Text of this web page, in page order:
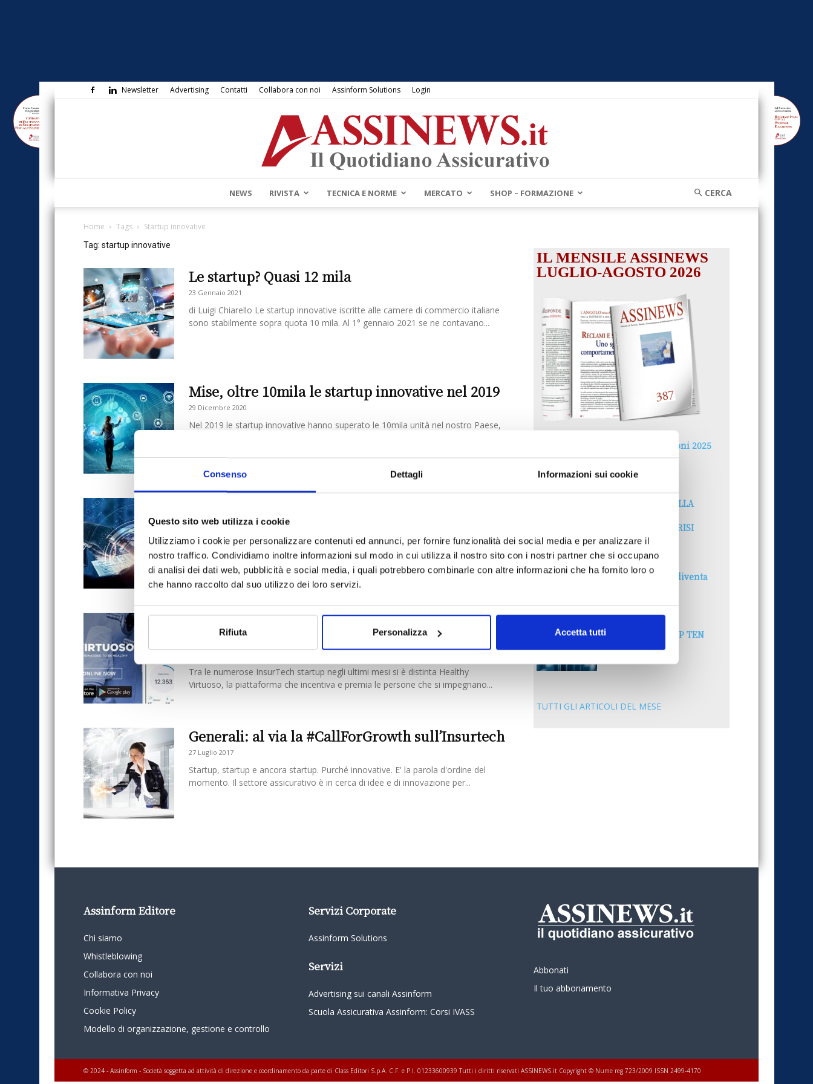
Consenso Dettagli Informazioni sui cookie
Questo sito web utilizza i cookie
Utilizziamo i cookie per personalizzare contenuti ed annunci, per fornire funzionalità dei social media e per analizzare il
nostro traffico. Condividiamo inoltre informazioni sul modo in cui utilizza il nostro sito con i nostri partner che si occupano
di analisi dei dati web, pubblicità e social media, i quali potrebbero combinarle con altre informazioni che ha fornito loro o
che hanno raccolto dal suo utilizzo dei loro servizi.
Rifiuta Personalizza Accetta tutti
Newsletter Advertising Contatti Collabora con noi Assinform Solutions Login
Assinews.it
NEWS RIVISTA TECNICA E NORME MERCATO SHOP – FORMAZIONE
Home Tags Startup innovative
Tag: startup innovative
Le startup? Quasi 12 mila
23 Gennaio 2021
di Luigi Chiarello Le startup innovative iscritte alle camere di commercio italiane
sono stabilmente sopra quota 10 mila. Al 1° gennaio 2021 se ne contavano...
Mise, oltre 10mila le startup innovative nel 2019
29 Dicembre 2020
Nel 2019 le startup innovative hanno superato le 10mila unità nel nostro Paese,
23 Novembre 2019
La città conta 219 società innovative e nel 2019 ha attratto il 52% degli
investimenti tech dei venture capital in Italia. Ora si candida...
Healthy Virtuoso nominata tra le migliori 10
InsurTech Startup Europee
Tra le numerose InsurTech startup negli ultimi mesi si è distinta Healthy
Virtuoso, la piattaforma che incentiva e premia le persone che si impegnano...
Generali: al via la #CallForGrowth sull’Insurtech
27 Luglio 2017
Startup, startup e ancora startup. Purché innovative. E' la parola d'ordine del
momento. Il settore assicurativo è in cerca di idee e di innovazione per...
IL MENSILE ASSINEWS
LUGLIO-AGOSTO 2026
Reclami e sanzioni 2025
30 Giugno 2026
LA GESTIONE DELLA
RECENSIONI E CRISI
DIGITALI
30 Giugno 2026
Il “Modulo CAI” diventa
PREMI 2025. I TOP TEN
30 Giugno 2026
TUTTI GLI ARTICOLI DEL MESE
Assinform Editore
Chi siamo
Whistleblowing
Collabora con noi
Informativa Privacy
Cookie Policy
Modello di organizzazione, gestione e controllo
Servizi Corporate
Assinform Solutions
Servizi
Advertising sui canali Assinform
Scuola Assicurativa Assinform: Corsi IVASS
Abbonati
Il tuo abbonamento
© 2024 - Assinform - Società soggetta ad attività di direzione e coordinamento da parte di Class Editori S.p.A. C.F. e P.I. 01233600939 Tutti i diritti riservati ASSINEWS.it Copyright © Nume reg 723/2009 ISSN 2499-4170